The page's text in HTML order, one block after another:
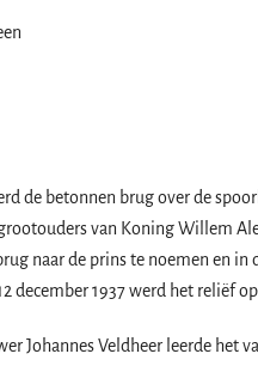
de betonnen brug over de
van Koning Willem
naar de prins te noemen en
december 1937 werd het reliëf
Johannes Veldheer leerde het